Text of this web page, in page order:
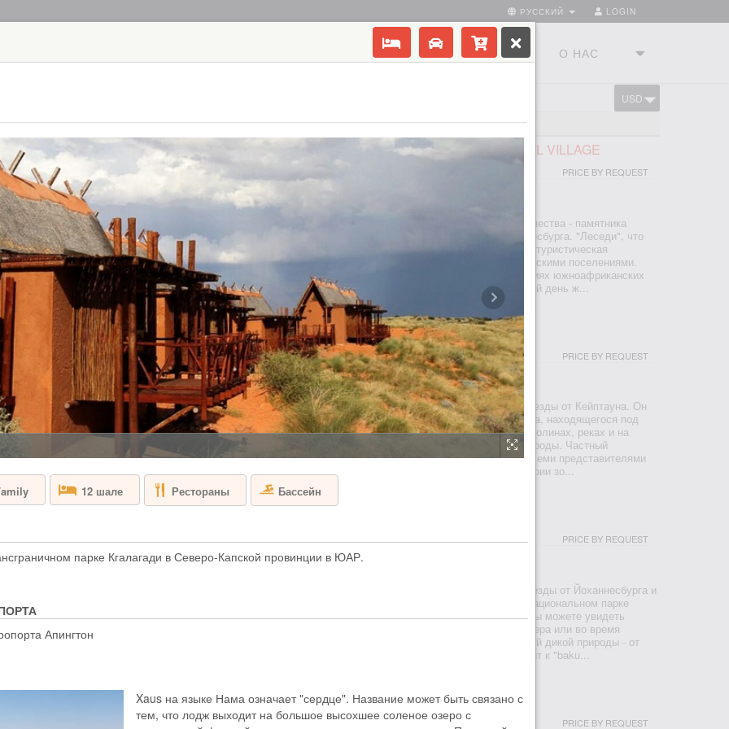
LOGIN
РУССКИЙ
СТРАНЫ ТУРСТУДИЯ О НАС
USD
ЮАР
AHA LESEDI AFRICAN LODGE & CULTURAL VILLAGE
PRICE BY REQUEST
ЮАР - ЙОХАННЕСБУРГ
Aha Lesedi находится недалеко от Колыбели человечества - памятника
Всемирного наследия ЮНЕСКО, к северу от Йоханнесбурга. "Леседи", что
переводится как "свет", был основан в 1995 году как туристическая
достопримечательность с настоящими южноафриканскими поселениями.
Здесь вы из первых рук узнаете о культуре и традициях южноафриканских
народов: зулу, ксоса, басуто, педи и ндебеле и по сей день ж...
AQUILA SAFARI & SPA
PRICE BY REQUEST
ЮАР - КЕЙПТАУН
Aquila Safari & Spa расположен менее чем в 2 часах езды от Кейптауна. Он
назван в честь обитающего в этих краях черного орла, находящегося под
угрозой исчезновения. В великолепных горах Кару, долинах, реках и на
холмах располагаются нетронутый остров дикой природы. Частный
заповедник Аквила предлагает отдых и сафари со всеми представителями
Большой Африканской Пятерки в свободной от малярии зо...
PRICE BY REQUEST
ЮАР - ПИЛАНЕСБЕРГ
Bakubung Bush Lodge находится всего в двух часах езды от Йоханнесбурга и
в десяти минутах от Сан-Сити. Он расположился в национальном парке
Пиланесберг - в свободной от малярии зоне. Здесь вы можете увидеть
Большую африканскую пятерку прямо из своего номера или во время
сафари. Лодж раскроет вам всю красоту африканской дикой природы - от
львиных прайдов до грациозных жирафов. Один визит к "baku...
BIRKENHEAD HOUSE
PRICE BY REQUEST
12 шале Рестораны Бассейн
парке Кгалагади в Северо-Капской провинции в ЮАР.
Апингтон
Xaus на языке Нама означает "сердце". Название может быть связано с
тем, что лодж выходит на большое высохшее соленое озеро с